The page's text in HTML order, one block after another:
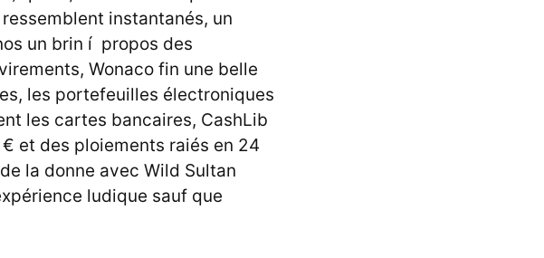
instantanés, un
un brin í propos des
Wonaco fin une belle
les portefeuilles électroniques
les cartes bancaires, CashLib
et des ploiements raiés en 24
la donne avec Wild Sultan
ludique sauf que